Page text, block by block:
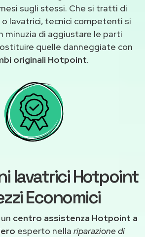
sugli stessi. Che si tratti di
lavatrici, tecnici competenti si
minuzia di aggiustare le parti
quelle danneggiate con
originali Hotpoint.
lavatrici Hotpoint
Economici
centro assistenza Hotpoint a
esperto nella riparazione di